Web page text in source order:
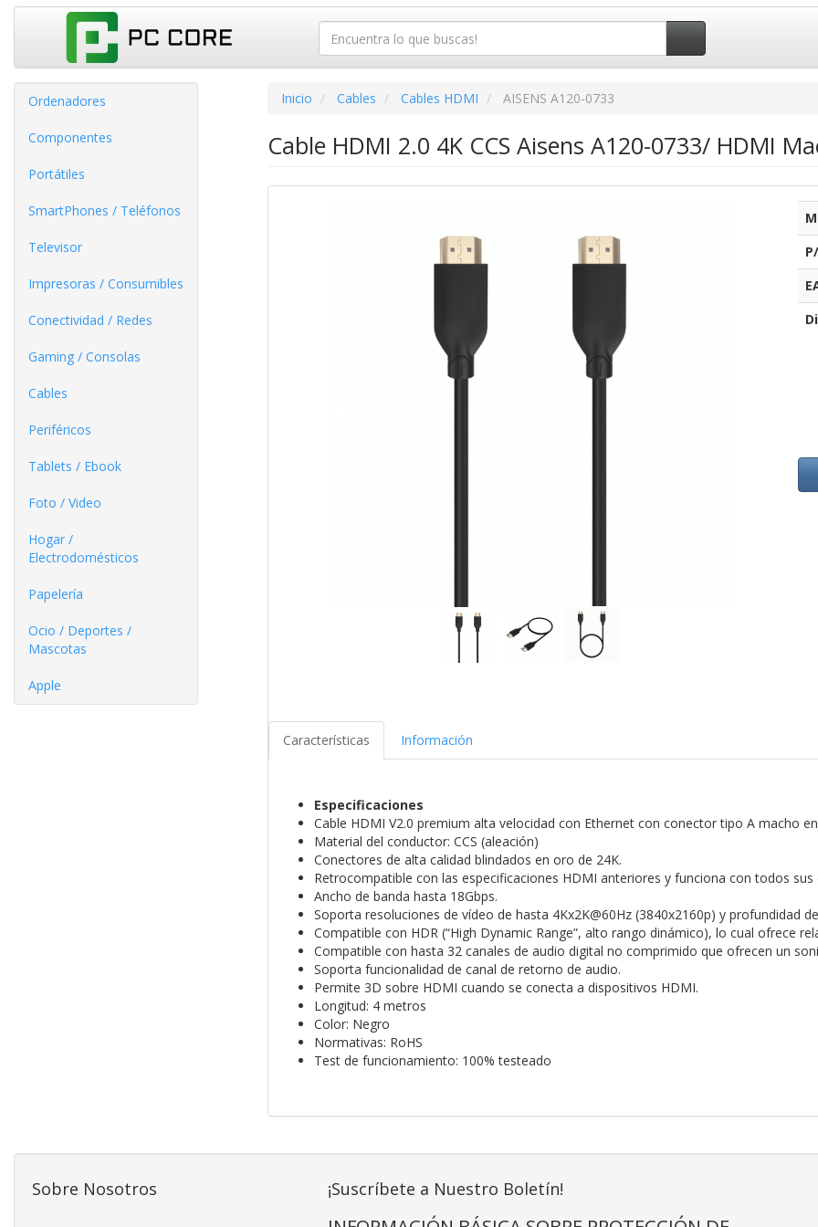
Ordenadores
Componentes
Portátiles
SmartPhones / Teléfonos
Televisor
Impresoras / Consumibles
Conectividad / Redes
Gaming / Consolas
Cables
Periféricos
Tablets / Ebook
Foto / Video
Hogar /
Electrodomésticos
Papelería
Ocio / Deportes /
Mascotas
Apple
Inicio Cables Cables HDMI AISENS A120-0733
Cable HDMI 2.0 4K CCS Aisens A120-0733/ HDMI
Características Información
Especificaciones
Cable HDMI V2.0 premium alta velocidad con Ethernet con conector tipo A macho
Material del conductor: CCS (aleación)
Conectores de alta calidad blindados en oro de 24K.
Retrocompatible con las especificaciones HDMI anteriores y funciona con todos
Ancho de banda hasta 18Gbps.
Soporta resoluciones de vídeo de hasta 4Kx2K@60Hz (3840x2160p) y profundidad
Compatible con HDR (“High Dynamic Range”, alto rango dinámico), lo cual ofrece
Compatible con hasta 32 canales de audio digital no comprimido que ofrecen un
Soporta funcionalidad de canal de retorno de audio.
Permite 3D sobre HDMI cuando se conecta a dispositivos HDMI.
Longitud: 4 metros
Color: Negro
Normativas: RoHS
Test de funcionamiento: 100% testeado
Sobre Nosotros ¡Suscríbete a Nuestro Boletín!